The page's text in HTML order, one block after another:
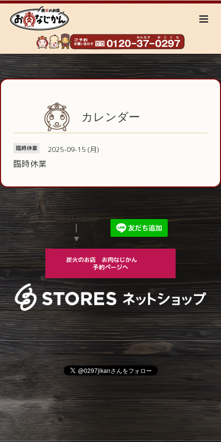
カレンダー
臨時休業 2025-09-15 (月)
臨時休業
Select Language
▼
炭火のお店 お肉なじかん
予約ページへ